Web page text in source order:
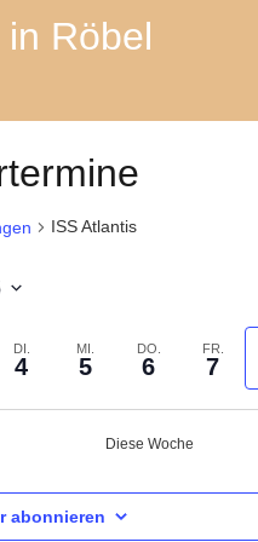
Röbel
ISS Atlantis
DI.
4
MI.
5
DO.
6
FR.
7
Diese Woche
abonnieren